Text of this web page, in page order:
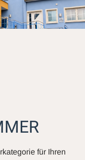
für Ihren